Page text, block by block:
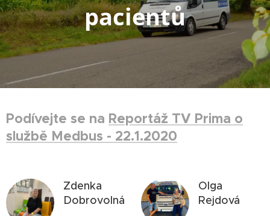
pacientů
Podívejte se na Reportáž TV Prima o
službě Medbus - 22.1.2020
Zdenka
Dobrovolná
Olga
Rejdová